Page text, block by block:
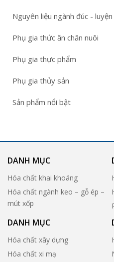
Nguyên liệu ngành đúc - luyện
Phụ gia thức ăn chăn nuôi
Phụ gia thực phẩm
Phụ gia thủy sản
Sản phẩm nổi bật
DANH MỤC
Hóa chất khai khoáng
Hóa chất ngành keo – gỗ ép –
mút xốp
DANH MỤC
Hóa chất xây dựng
Hóa chất xi mạ